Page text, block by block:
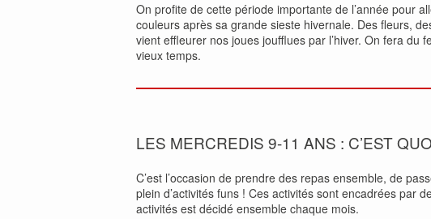
On profite de cette période importante de l’année pour
couleurs après sa grande sieste hivernale. Des fleurs,
vient effleurer nos joues joufflues par l’hiver. On fera du
vieux temps.
LES MERCREDIS 9-11 ANS : C’EST
C’est l’occasion de prendre des repas ensemble, de
plein d’activités funs ! Ces activités sont encadrées par
activités est décidé ensemble chaque mois.